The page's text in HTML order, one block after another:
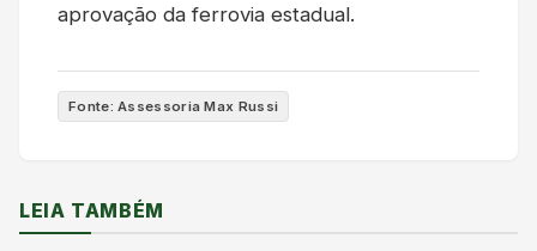
aprovação da ferrovia estadual.
Fonte: Assessoria Max Russi
LEIA TAMBÉM